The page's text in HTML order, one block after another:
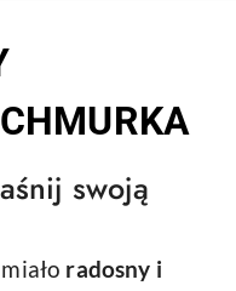
swoją
radosny i